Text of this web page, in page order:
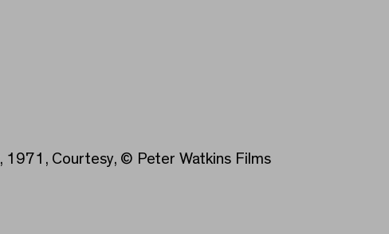
, 1971, Courtesy, © Peter Watkins Films